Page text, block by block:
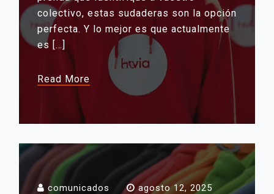
colectivo, estas sudaderas son la opción
perfecta. Y lo mejor es que actualmente
es […]
Read More
comunicados agosto 12, 2025